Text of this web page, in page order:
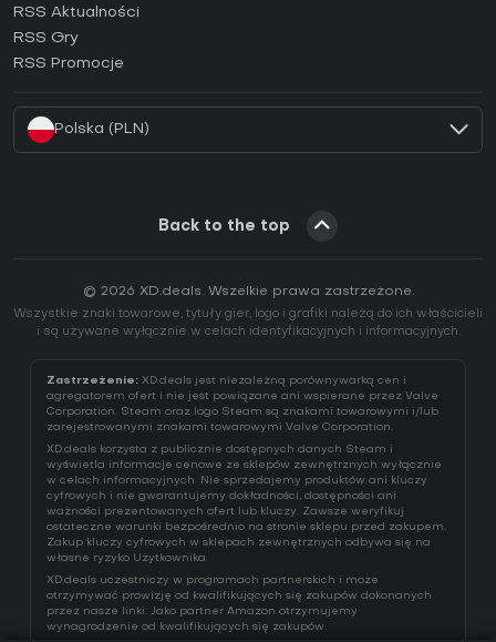
Jak aktywować klucz Ubisoft Connect (CD Key)?
RSS Aktualności
RSS Gry
RSS Promocje
Polska (PLN)
Back to the top
© 2026 XD.deals. Wszelkie prawa zastrzeżone.
Wszystkie znaki towarowe, tytuły gier, logo i grafiki należą do ich właścicieli
i są używane wyłącznie w celach identyfikacyjnych i informacyjnych.
Zastrzeżenie: XD.deals jest niezależną porównywarką cen i
agregatorem ofert i nie jest powiązane ani wspierane przez Valve
Corporation. Steam oraz logo Steam są znakami towarowymi i/lub
zarejestrowanymi znakami towarowymi Valve Corporation.
XD.deals korzysta z publicznie dostępnych danych Steam i
wyświetla informacje cenowe ze sklepów zewnętrznych wyłącznie
w celach informacyjnych. Nie sprzedajemy produktów ani kluczy
cyfrowych i nie gwarantujemy dokładności, dostępności ani
ważności prezentowanych ofert lub kluczy. Zawsze weryfikuj
ostateczne warunki bezpośrednio na stronie sklepu przed zakupem.
Zakup kluczy cyfrowych w sklepach zewnętrznych odbywa się na
własne ryzyko Użytkownika.
XD.deals uczestniczy w programach partnerskich i może
otrzymywać prowizję od kwalifikujących się zakupów dokonanych
przez nasze linki. Jako partner Amazon otrzymujemy
wynagrodzenie od kwalifikujących się zakupów.